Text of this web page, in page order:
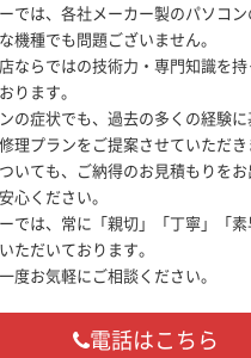
では、各社メーカー製のパソコ
機種でも問題ございません。
ならではの技術力・専門知識を
ります。
の症状でも、過去の多くの経験に
理プランをご提案させていただき
いても、ご納得のお見積もりを
心ください。
では、常に「親切」「丁寧」「
ただいております。
度お気軽にご相談ください。
電話はこちら